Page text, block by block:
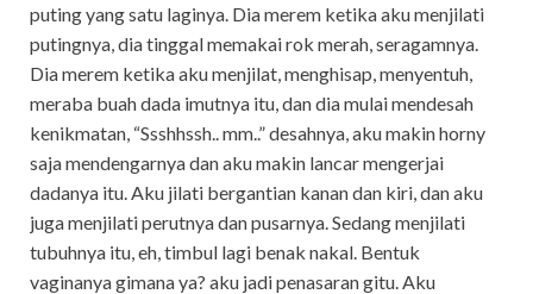
puting yang satu laginya. Dia merem ketika aku menjilati
putingnya, dia tinggal memakai rok merah, seragamnya.
Dia merem ketika aku menjilat, menghisap, menyentuh,
meraba buah dada imutnya itu, dan dia mulai mendesah
kenikmatan, “Ssshhssh.. mm..” desahnya, aku makin horny
saja mendengarnya dan aku makin lancar mengerjai
dadanya itu. Aku jilati bergantian kanan dan kiri, dan aku
juga menjilati perutnya dan pusarnya. Sedang menjilati
tubuhnya itu, eh, timbul lagi benak nakal. Bentuk
vaginanya gimana ya? aku jadi penasaran gitu. Aku